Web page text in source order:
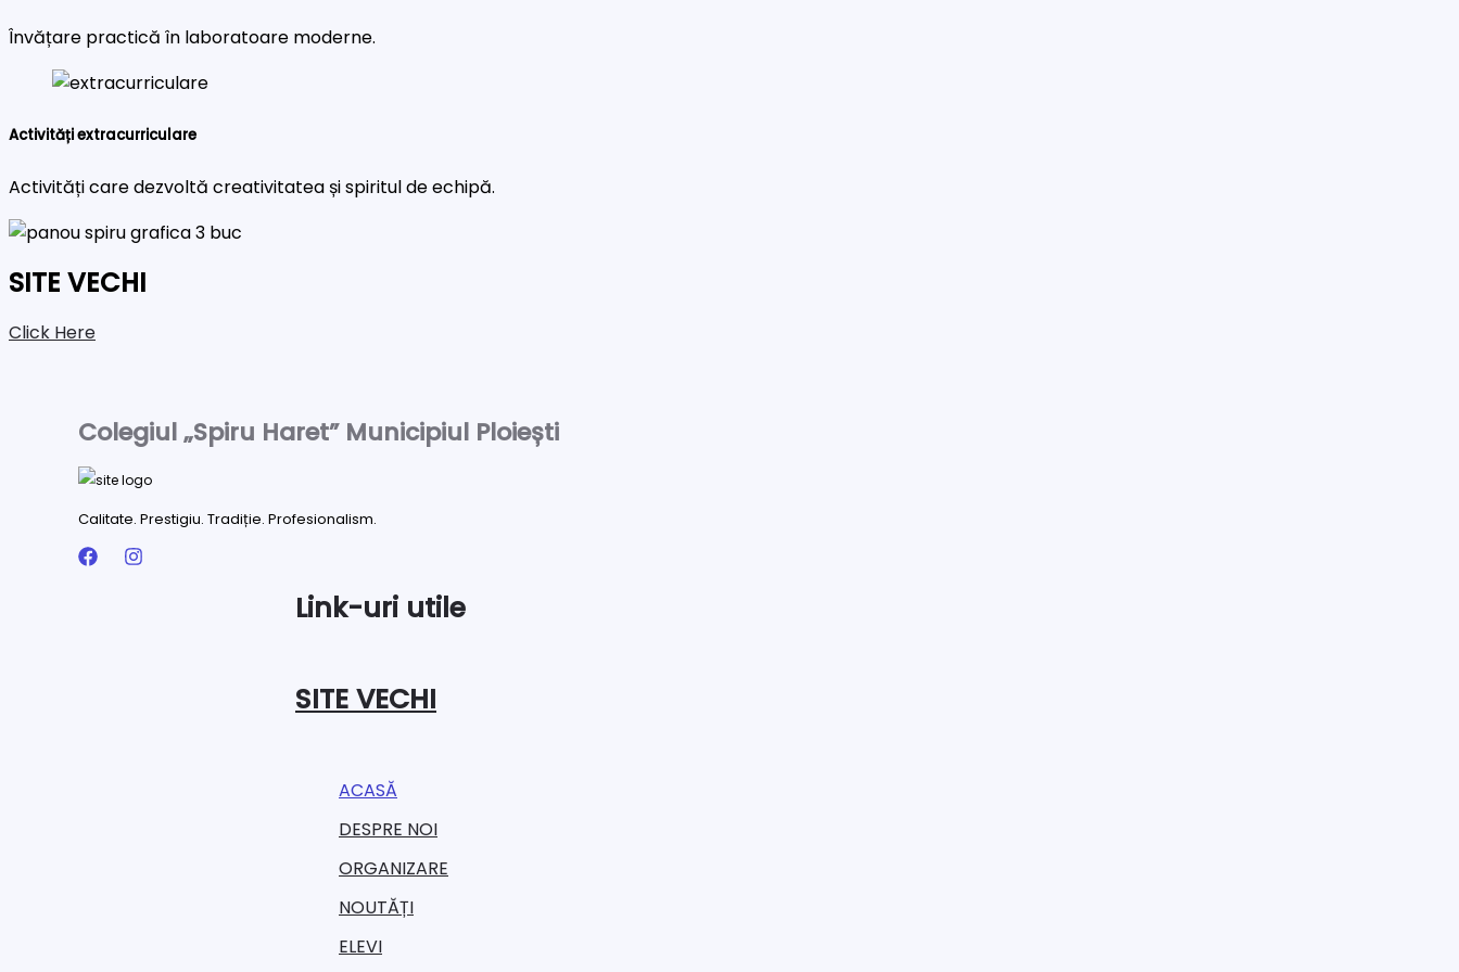
Învățare practică în laboratoare moderne.
Activități extracurriculare
Activități care dezvoltă creativitatea și spiritul de echipă.
SITE VECHI
Click Here
Colegiul „Spiru Haret” Municipiul Ploiești
Calitate. Prestigiu. Tradiție. Profesionalism.
Link-uri utile
SITE VECHI
ACASĂ
DESPRE NOI
ORGANIZARE​
NOUTĂȚI
ELEVI